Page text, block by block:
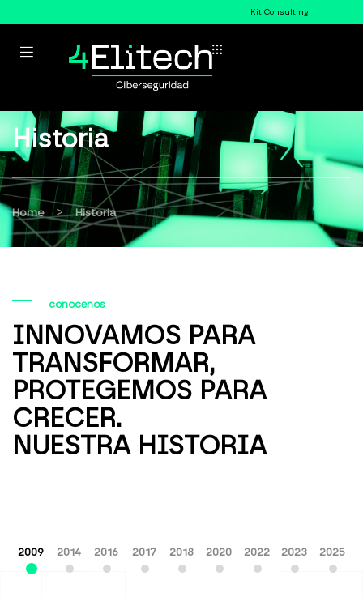
Kit Consulting
Historia
Home > Historia
conocenos
INNOVAMOS PARA
TRANSFORMAR,
PROTEGEMOS PARA
CRECER.
NUESTRA HISTORIA
2009 2014 2016 2017 2018 2020 2022 2023 2025
0
1
2
3
5